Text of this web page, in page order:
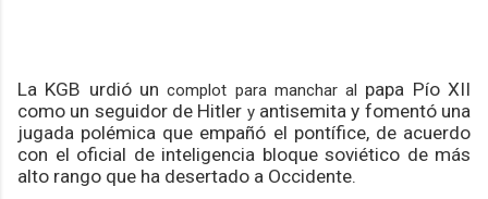
La KGB urdió un complot para manchar al papa Pío XII
como un seguidor de Hitler y antisemita y fomentó una
jugada polémica que empañó el pontífice, de acuerdo
con el oficial de inteligencia bloque soviético de más
alto rango que ha desertado a Occidente.